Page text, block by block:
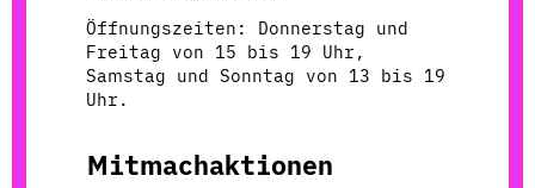
Öffnungszeiten: Donnerstag und
Freitag von 15 bis 19 Uhr,
Samstag und Sonntag von 13 bis 19
Uhr.
Mitmachaktionen